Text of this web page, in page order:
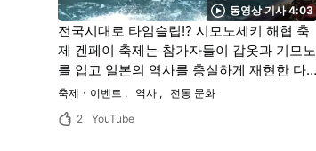
동영상 기사 4:03
전국시대로 타임슬립!? 시모노세키 해협 축
제 겐페이 축제는 참가자들이 갑옷과 기모노
를 입고 일본의 역사를 충실하게 재현한 다
이내믹한 축제!
축제・이벤트 역사
전통 문화
2
YouTube